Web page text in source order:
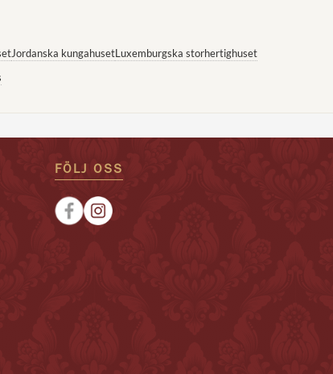
Jordanska kungahusetLuxemburgska storhertighuset
FÖLJ OSS